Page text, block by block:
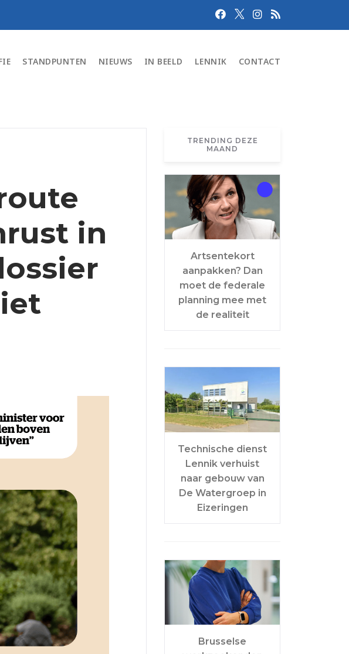
STANDPUNTEN NIEUWS IN BEELD LENNIK CONTACT
in
TRENDING DEZE
MAAND
Artsentekort
aanpakken? Dan
moet de federale
planning mee met
de realiteit
Technische dienst
Lennik verhuist
naar gebouw van
De Watergroep in
Eizeringen
Brusselse